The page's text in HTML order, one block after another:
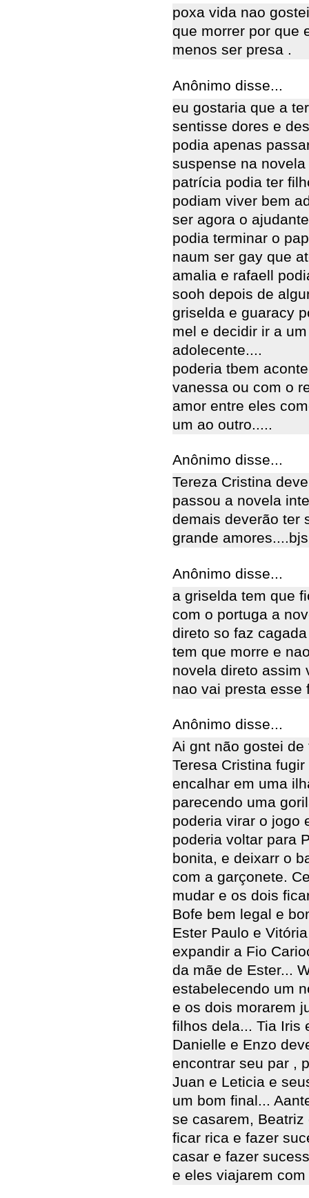
poxa vida nao
que morrer por que
menos ser presa .
Anônimo disse...
eu gostaria que a
sentisse dores e
podia apenas
suspense na
patrícia podia ter
podiam viver bem
ser agora o
podia terminar o
naum ser gay que
amalia e rafaell
sooh depois de
griselda e guaracy
mel e decidir ir a
adolecente....
poderia tbem
vanessa ou com o
amor entre eles
um ao outro.....
Anônimo disse...
Tereza Cristina
passou a novela
demais deverão ter
grande amores....bjs
Anônimo disse...
a griselda tem que
com o portuga a
direto so faz
tem que morre e
novela direto assim
nao vai presta esse
Anônimo disse...
Ai gnt não gostei
Teresa Cristina
encalhar em uma
parecendo uma
poderia virar o jogo
poderia voltar para
bonita, e deixarr o
com a garçonete.
mudar e os dois
Bofe bem legal e
Ester Paulo e
expandir a Fio
da mãe de Ester...
estabelecendo um
e os dois morarem
filhos dela... Tia Iris
Danielle e Enzo
encontrar seu par ,
Juan e Leticia e
um bom final...
se casarem,
ficar rica e fazer
casar e fazer
e eles viajarem